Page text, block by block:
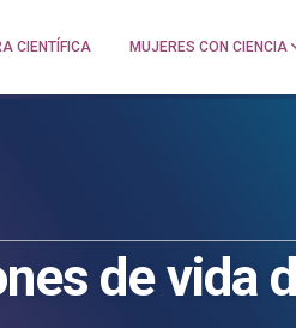
CIENTÍFICA MUJERES CON CIENCIA
de vida